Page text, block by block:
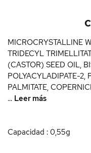
MICROCRYSTALLINE
TRIDECYL
(CASTOR) SEED OIL,
POLYACYLADIPATE-2,
PALMITATE,
... Leer más
Capacidad : 0,55g